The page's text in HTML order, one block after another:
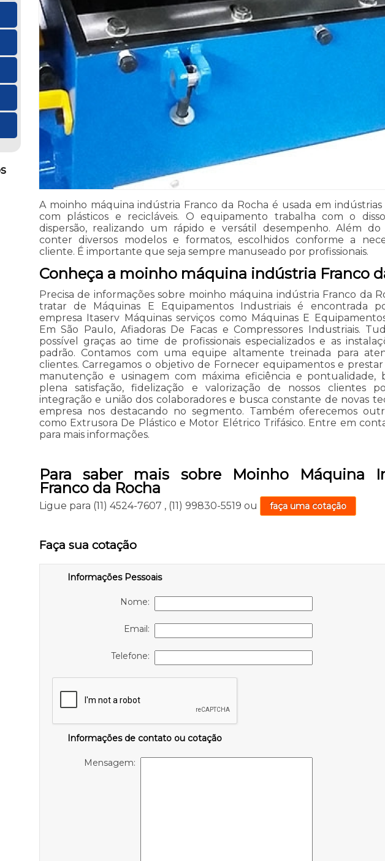
A moinho máquina indústria Franco da Rocha é usada em
com plásticos e recicláveis. O equipamento trabalha com o
dispersão, realizando um rápido e versátil desempenho. Além do
conter diversos modelos e formatos, escolhidos conforme a
cliente. É importante que seja sempre manuseado por profissionais.
Conheça a moinho máquina indústria Franco
Precisa de informações sobre moinho máquina indústria Franco da
tratar de Máquinas E Equipamentos Industriais é encontrada
empresa Itaserv Máquinas serviços como Máquinas E
Em São Paulo, Afiadoras De Facas e Compressores Industriais.
possível graças ao time de profissionais especializados e as
padrão. Contamos com uma equipe altamente treinada para
clientes. Carregamos o objetivo de Fornecer equipamentos e prestar
manutenção e usinagem com máxima eficiência e pontualidade,
plena satisfação, fidelização e valorização de nossos clientes
integração e união dos colaboradores e busca constante de novas
empresa nos destacando no segmento. Também oferecemos
como Extrusora De Plástico e Motor Elétrico Trifásico. Entre em
para mais informações.
Para saber mais sobre Moinho Máquina
Franco da Rocha
Ligue para (11) 4524-7607 , (11) 99830-5519 ou faça uma cotação
Faça sua cotação
Informações Pessoais
Nome:
Email:
Telefone:
Informações de contato ou cotação
Mensagem: